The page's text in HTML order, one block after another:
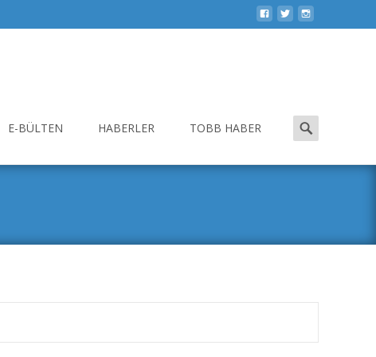
E-BÜLTEN HABERLER TOBB HABER
Search
for: